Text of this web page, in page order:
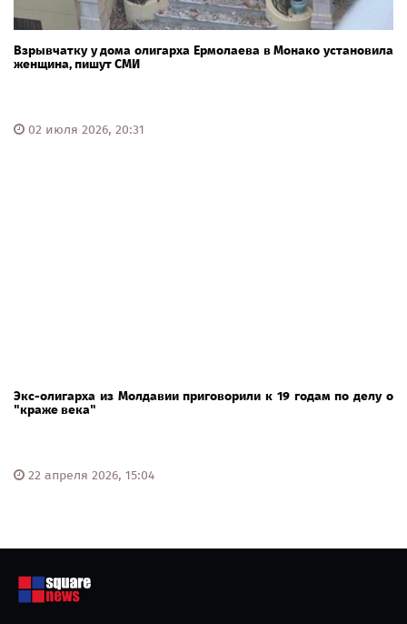
Взрывчатку у дома олигарха Ермолаева в Монако установила
женщина, пишут СМИ
02 июля 2026, 20:31
Экс-олигарха из Молдавии приговорили к 19 годам по делу о
"краже века"
22 апреля 2026, 15:04